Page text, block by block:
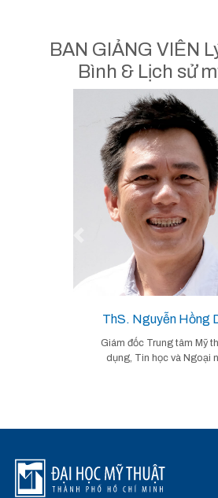
BAN GIẢNG VIÊN
Bình & Lịch sử
ThS. Nguyễn Hồng
Giám đốc Trung tâm Mỹ
dụng, Tin học và Ngoại